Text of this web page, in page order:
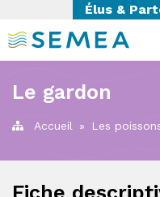
Élus &
Le gardon
Accueil » Les